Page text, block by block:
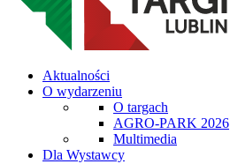
Aktualności
O wydarzeniu
O targach
AGRO-PARK 2026
Multimedia
Dla Wystawcy